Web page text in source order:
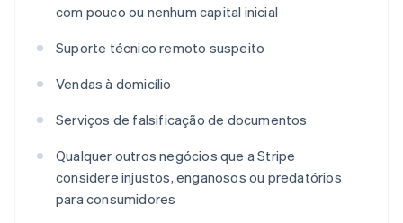
com pouco ou nenhum capital inicial
Suporte técnico remoto suspeito
Vendas à domicílio
Serviços de falsificação de documentos
Qualquer outros negócios que a Stripe
considere injustos, enganosos ou predatórios
para consumidores